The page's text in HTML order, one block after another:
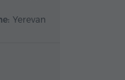
Yerevan